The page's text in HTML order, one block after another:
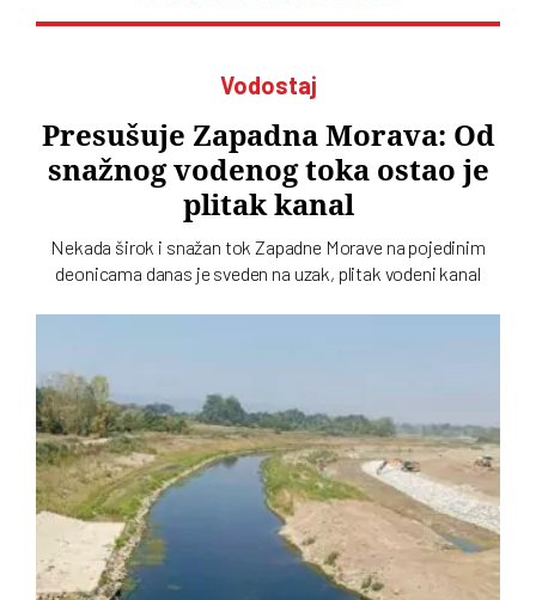
Vodostaj
Presušuje Zapadna Morava: Od
snažnog vodenog toka ostao je
plitak kanal
Nekada širok i snažan tok Zapadne Morave na pojedinim
deonicama danas je sveden na uzak, plitak vodeni kanal